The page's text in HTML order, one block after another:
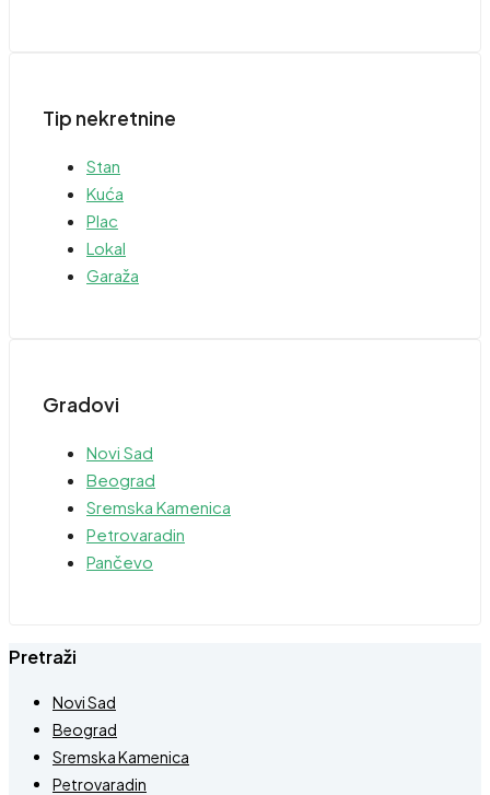
Tip nekretnine
Stan
Kuća
Plac
Lokal
Garaža
Gradovi
Novi Sad
Beograd
Sremska Kamenica
Petrovaradin
Pančevo
Pretraži
Novi Sad
Beograd
Sremska Kamenica
Petrovaradin